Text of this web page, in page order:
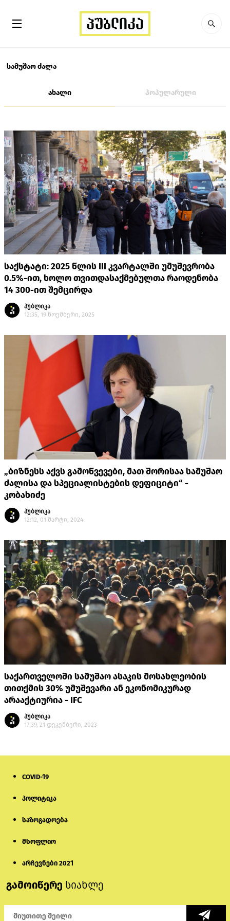
სამუშაო ძალა
ახალი პოპულარული
საქსტატი: 2025 წლის III კვარტალში უმუშევრობა
0.5%-ით, ხოლო თვითდასაქმებულთა რაოდენობა
14 300-ით შემცირდა
პუბლიკა
12:35, 19 ნოემბერი, 2025
„ბიზნესს აქვს გამოწვევები, მათ შორისაა სამუშაო
ძალისა და სპეციალისტების დეფიციტი“ -
კობახიძე
პუბლიკა
12:12, 01 მარტი, 2024
საქართველოში სამუშაო ასაკის მოსახლეობის
თითქმის 30% უმუშევარი ან ეკონომიკურად
არააქტიურია - IFC
პუბლიკა
17:39, 21 დეკემბერი, 2023
COVID-19
პოლიტიკა
საზოგადოება
მსოფლიო
არჩევნები 2021
გამოიწერე სიახლე